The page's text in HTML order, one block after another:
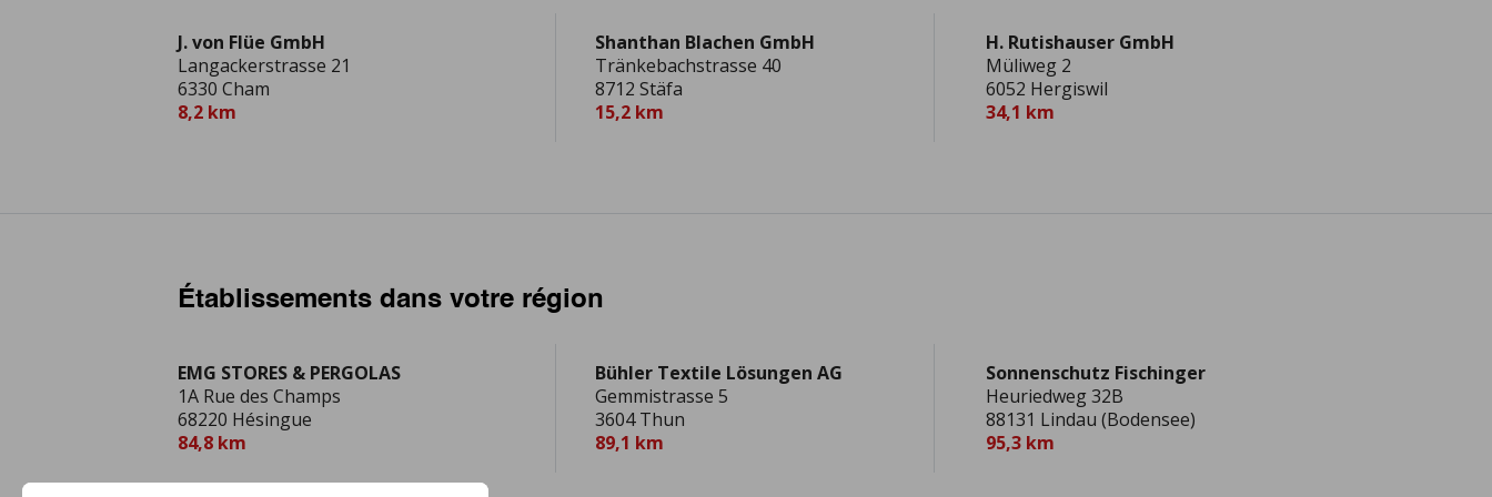
J. von Flüe GmbH
Langackerstrasse 21
6330 Cham
8,2 km
Shanthan Blachen GmbH
Tränkebachstrasse 40
8712 Stäfa
15,2 km
H. Rutishauser GmbH
Müliweg 2
6052 Hergiswil
34,1 km
Établissements dans votre région
EMG STORES & PERGOLAS
1A Rue des Champs
68220 Hésingue
84,8 km
Bühler Textile Lösungen AG
Gemmistrasse 5
3604 Thun
89,1 km
Sonnenschutz Fischinger
Heuriedweg 32B
88131 Lindau (Bodensee)
95,3 km